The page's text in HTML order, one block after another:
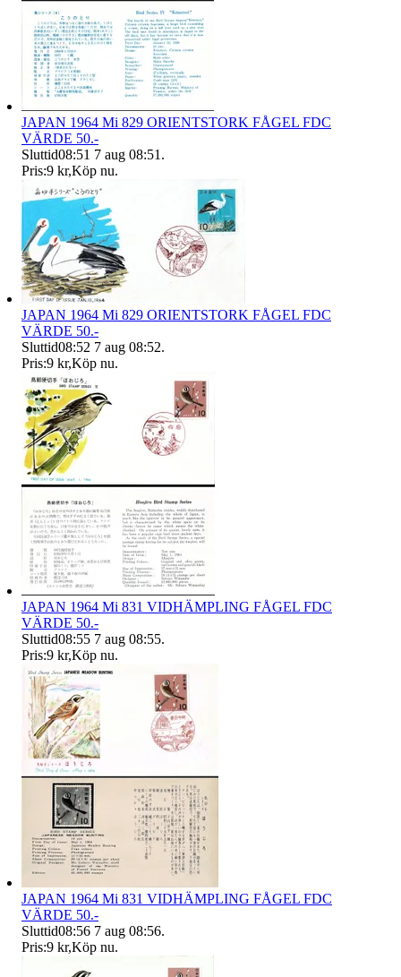
JAPAN 1964 Mi 829 ORIENTSTORK FÅGEL FDC
VÄRDE 50.-
Sluttid08:51 7 aug 08:51 .
Pris:9 kr,Köp nu.
JAPAN 1964 Mi 829 ORIENTSTORK FÅGEL FDC
VÄRDE 50.-
Sluttid08:52 7 aug 08:52.
Pris:9 kr,Köp nu.
JAPAN 1964 Mi 831 VIDHÄMPLING FÅGEL FDC
VÄRDE 50.-
Sluttid08:55 7 aug 08:55.
Pris:9 kr,Köp nu.
JAPAN 1964 Mi 831 VIDHÄMPLING FÅGEL FDC
VÄRDE 50.-
Sluttid08:56 7 aug 08:56.
Pris:9 kr,Köp nu.